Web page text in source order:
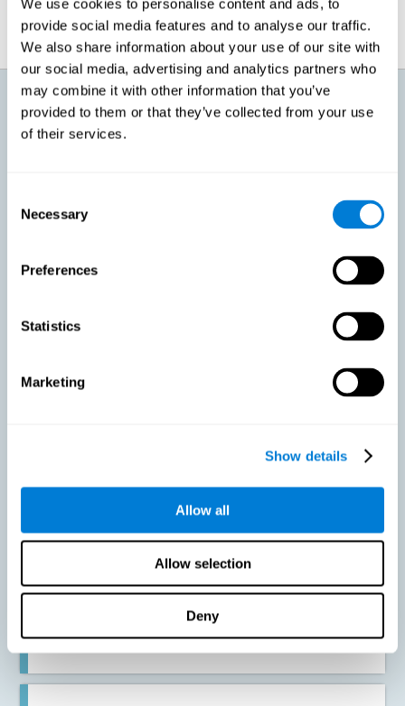
We use cookies to personalise content and ads, to
provide social media features and to analyse our traffic.
We also share information about your use of our site with
our social media, advertising and analytics partners who
may combine it with other information that you’ve
provided to them or that they’ve collected from your use
of their services.
Selection
Necessary
Preferences
Statistics
Marketing
Show details
Allow all
Allow selection
Deny
¿Qué voy a conseguir con el
entrenamiento cognitivo para un
envejecimiento activo?
mismo es lo que le ocurre a nuestro cerebro. Es normal que perdamos
agilidad mental, que nos cueste más recuperar información o aprender
cosas nuevas. Estos cambios no significan que tengamos ninguna
actividades. Con esto en mente, CogniFit ha diseñado un entrenamiento
que busca conseguir:
Favorecer un envejecimiento activo en personas sanas,
manteniendo las capacidades cognitivas. Mantener la
actividad cognitiva es una de las recomendaciones claves para
adecuado, llevar una dieta variada y saludable, socializar y
dormir apropiadamente.
Prevenir en la medida de lo posible un deterioro cognitivo o
alteraciones cognitivas relacionadas con la edad. Aunque el
la disminución de la actividad cognitiva puede favorecer la
Fortalecer el estado cognitivo de las personas que estén
comenzando a sufrir alguna patología cognitiva. Las
Alzheimer, no tienen cura. No obstante, un adecuado